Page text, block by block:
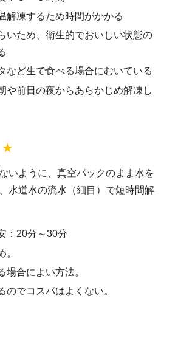
解凍するため時間がかかる
いため、衛生的でおいしい状態の
など生で食べる場合にむいている
や前日の夜からあらかじめ解凍し
★
いように、真空パックのまま水を
水道水の流水（細目）で短時間解
：20分～30分
。
場合によい方法。
のでコスパはよくない。